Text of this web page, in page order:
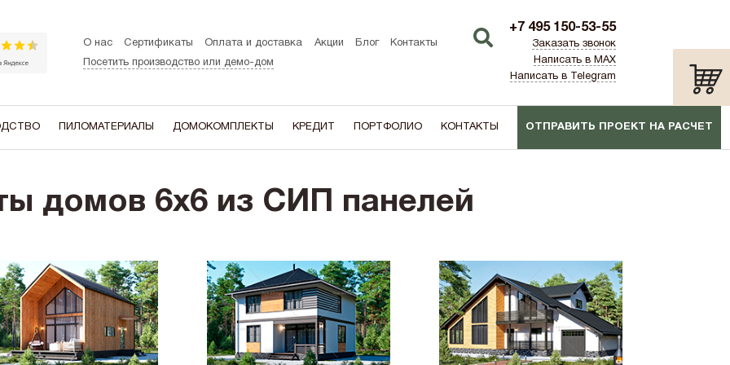
О нас Сертификаты Оплата и доставка Акции Блог
Контакты
Посетить производство или демо-дом
+7 495 150-53-55
Заказать звонок
Написать в MAX
Написать в Telegram
Одноэтажные Мансардный этаж
Терасса
Эркер
Второй свет
Балкон
A-frame (Шалаш)
Шале
Сканди
Дача
ПИЛОМАТЕРИАЛЫ ДОМОКОМПЛЕКТЫ КРЕДИТ ПОРТФОЛИО КОНТАКТЫ ОТПРАВИТЬ ПРОЕКТ НА РАСЧЕТ
домов 6x6 из СИП панелей